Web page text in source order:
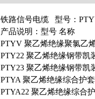
铁路信号电缆
型号：
产品说明：型号 名称
PTYV 聚乙烯绝缘聚氯乙
PTY22 聚乙烯绝缘钢带凯
PTY23 聚乙烯绝缘钢带凯
PTYA 聚乙烯绝缘综合护
PTYA22 聚乙烯绝缘综合